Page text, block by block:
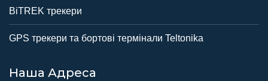
BiTREK трекери
GPS трекери та бортові термінали Teltonika
Наша Адреса